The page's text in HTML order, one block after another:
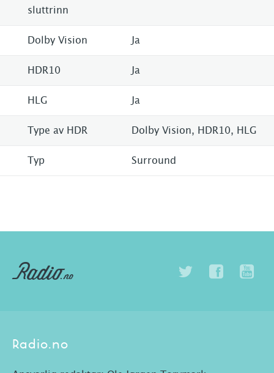
sluttrinn
Dolby Vision Ja
HDR10 Ja
HLG Ja
Type av HDR Dolby Vision, HDR10, HLG
Typ Surround
Radio.no